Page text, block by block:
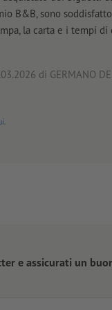
B&B, sono
la carta e i tempi di
di GERMANO
.
e assicurati un